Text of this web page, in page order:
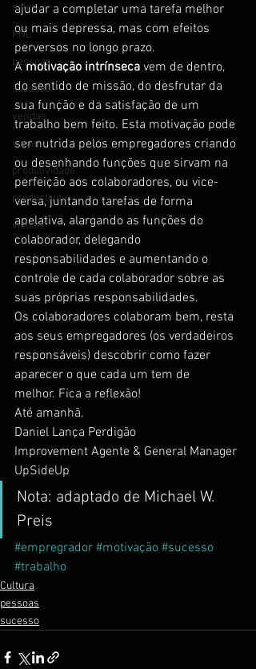
sales
PNL
pessoas
sucesso
vendas
visual
produtividade
productivity
visuais
ajudar a completar uma tarefa melhor
ou mais depressa, mas com efeitos
perversos no longo prazo.
A motivação intrínseca vem de dentro,
do sentido de missão, do desfrutar da
sua função e da satisfação de um
trabalho bem feito. Esta motivação pode
ser nutrida pelos empregadores criando
ou desenhando funções que sirvam na
perfeição aos colaboradores, ou vice-
versa, juntando tarefas de forma
apelativa, alargando as funções do
colaborador, delegando
responsabilidades e aumentando o
controle de cada colaborador sobre as
suas próprias responsabilidades.
Os colaboradores colaboram bem, resta
aos seus empregadores (os verdadeiros
responsáveis) descobrir como fazer
aparecer o que cada um tem de
melhor. Fica a reflexão!
Até amanhã.
Daniel Lança Perdigão
Improvement Agente & General Manager
UpSideUp
Nota: adaptado de Michael W.
Preis
#empregrador #motivação #sucesso
#trabalho
Cultura
pessoas
sucesso